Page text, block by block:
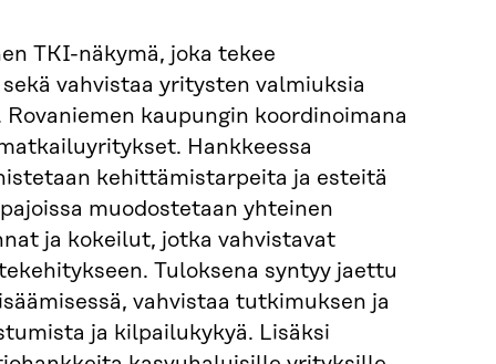
TKI-näkymä, joka tekee
vahvistaa yritysten valmiuksia
kaupungin koordinoimana
Hankkeessa
kehittämistarpeita ja esteitä
muodostetaan yhteinen
ja kokeilut, jotka vahvistavat
Tuloksena syntyy jaettu
vahvistaa tutkimuksen ja
ja kilpailukykyä. Lisäksi